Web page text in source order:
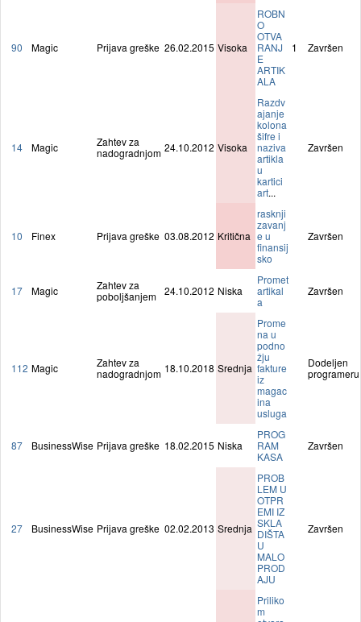
90 Magic Prijava greške 26.02.2015 Visoka
ROBN
O
OTVA
RANJ
E
ARTIK
ALA
1 Završen
14 Magic
Zahtev za
nadogradnjom 24.10.2012 Visoka
Razdv
ajanje
kolona
šifre i
naziva
artikla
u
kartici
art...
Završen
10 Finex Prijava greške 03.08.2012 Kritična
rasknji
zavanj
e u
finansij
sko
Završen
17 Magic
Zahtev za
poboljšanjem 24.10.2012 Niska
Promet
artikal
a
Završen
112 Magic
Zahtev za
nadogradnjom 18.10.2018 Srednja
Prome
na u
podno
žju
fakture
iz
magac
ina
usluga
Dodeljen
programeru
87 BusinessWise Prijava greške 18.02.2015 Niska
PROG
RAM
KASA
Završen
27 BusinessWise Prijava greške 02.02.2013 Srednja
PROB
LEM U
OTPR
EMI IZ
SKLA
DIŠTA
U
MALO
PROD
AJU
Završen
Priliko
m